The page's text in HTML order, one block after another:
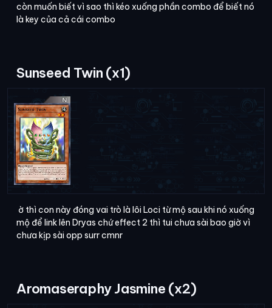
còn muốn biết vì sao thì kéo xuống phần combo để biết nó
là key của cả cái combo
Sunseed Twin (x1)
ờ thì con này đóng vai trò là lôi Loci từ mộ sau khi nó xuống
mộ để link lên Dryas chứ effect 2 thì tui chưa sài bao giờ vì
chưa kịp sài opp surr cmnr
Aromaseraphy Jasmine (x2)